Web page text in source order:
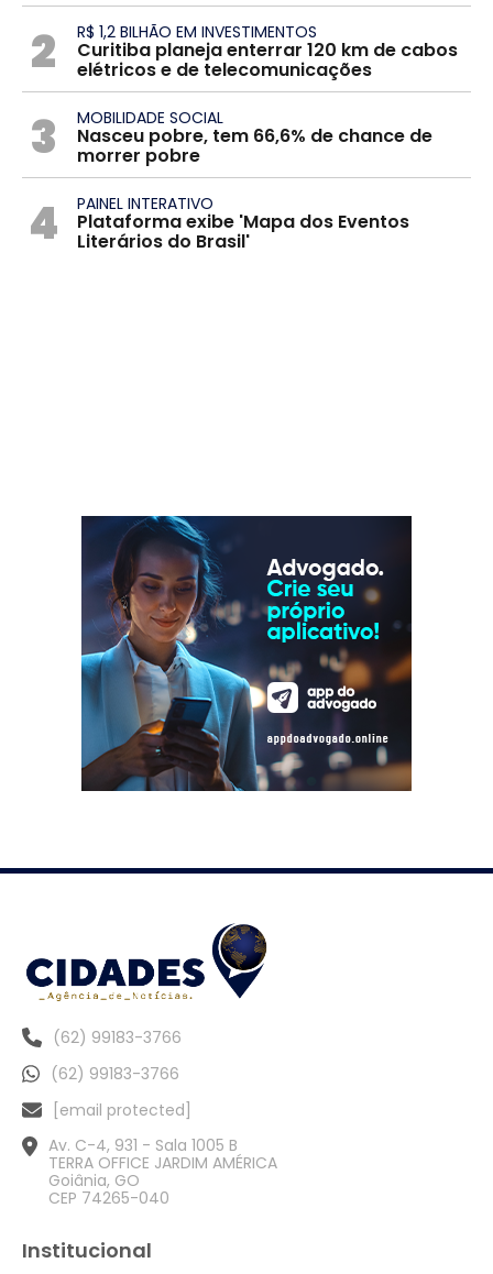
2 R$ 1,2 BILHÃO EM INVESTIMENTOS
Curitiba planeja enterrar 120 km de cabos
elétricos e de telecomunicações
3 MOBILIDADE SOCIAL
Nasceu pobre, tem 66,6% de chance de
morrer pobre
4 PAINEL INTERATIVO
Plataforma exibe 'Mapa dos Eventos
Literários do Brasil'
(62) 99183-3766
(62) 99183-3766
[email protected]
Av. C-4, 931 - Sala 1005 B
TERRA OFFICE JARDIM AMÉRICA
Goiânia, GO
CEP 74265-040
Institucional